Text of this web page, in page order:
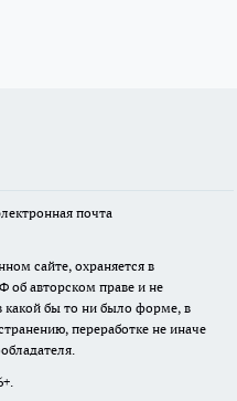
почта
сайте, охраняется в
об авторском праве и не
бы то ни было форме, в
переработке не иначе